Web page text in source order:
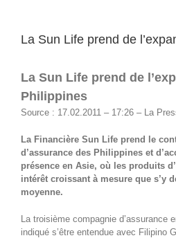
La Sun Life prend de
La Sun Life prend de
Philippines
Source : 17.02.2011 – 17:26 – La
La Financière Sun Life prend le
d’assurance des Philippines et
présence en Asie, où les produits
intérêt croissant à mesure que s’y
moyenne.
La troisième compagnie d’assurance
indiqué s’être entendue avec Filipino